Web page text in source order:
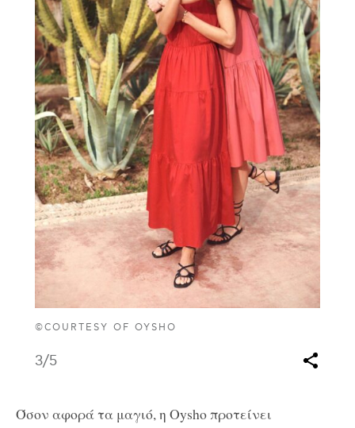
©COURTESY OF OYSHO
3/5
Όσον αφορά τα μαγιό, η Oysho προτείνει